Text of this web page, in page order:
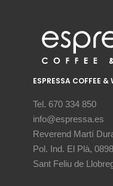
ESPRESSA COFFEE &
Tel. 670 334 850
info@espressa.es
Reverend Martí
Pol. Ind. El Plà,
Sant Feliu de